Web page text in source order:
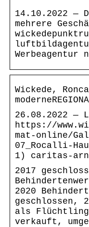
14.10.2022 —
mehrere
Werbeagentur
Wickede,
26.08.2022 —
https://
mat-online/
07_Rocalli-
1) caritas-
2017
2020
geschlossen,
als
verkauft,